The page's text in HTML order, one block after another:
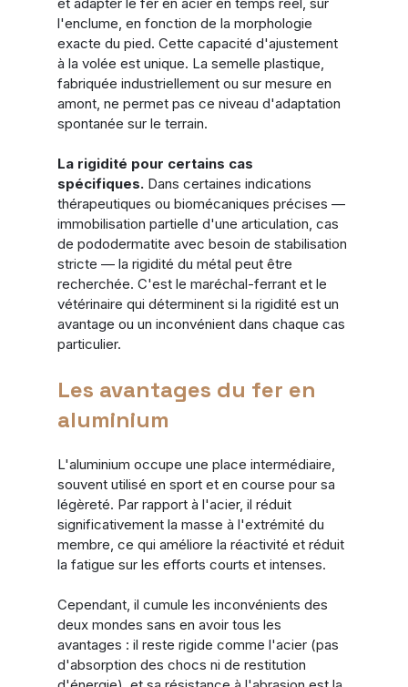
l'enclume, en fonction de la morphologie
exacte du pied. Cette capacité d'ajustement
à la volée est unique. La semelle plastique,
fabriquée industriellement ou sur mesure en
amont, ne permet pas ce niveau d'adaptation
spontanée sur le terrain.
La rigidité pour certains cas
spécifiques. Dans certaines indications
thérapeutiques ou biomécaniques précises —
immobilisation partielle d'une articulation, cas
de pododermatite avec besoin de stabilisation
stricte — la rigidité du métal peut être
recherchée. C'est le maréchal-ferrant et le
vétérinaire qui déterminent si la rigidité est un
avantage ou un inconvénient dans chaque cas
particulier.
Les avantages du fer en
aluminium
L'aluminium occupe une place intermédiaire,
souvent utilisé en sport et en course pour sa
légèreté. Par rapport à l'acier, il réduit
significativement la masse à l'extrémité du
membre, ce qui améliore la réactivité et réduit
la fatigue sur les efforts courts et intenses.
Cependant, il cumule les inconvénients des
deux mondes sans en avoir tous les
avantages : il reste rigide comme l'acier (pas
d'absorption des chocs ni de restitution